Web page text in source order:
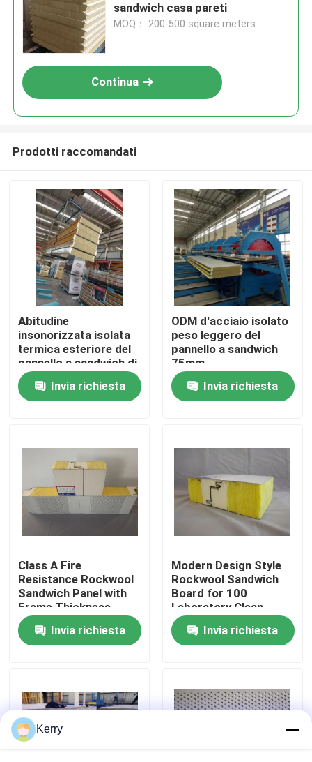
Casa
Prodotti
Circa noi
Giro della fabbrica
Controllo di qualità
Contattici
Richieda una citazione
strutture modulari in acciaio
sandwich casa pareti
MOQ： 200-500 square meters
Continua
Prodotti raccomandati
Abitudine
insonorizzata isolata
termica esteriore del
pannello a sandwich di
lana di roccia
Invia richiesta
ODM d'acciaio isolato
peso leggero del
pannello a sandwich
75mm
Invia richiesta
Class A Fire
Resistance Rockwool
Sandwich Panel with
Frame Thickness
0.6mm and Max
Length 9000mm
Invia richiesta
Modern Design Style
Rockwool Sandwich
Board for 100
Laboratory Clean
Room Solutions
Invia richiesta
Kerry